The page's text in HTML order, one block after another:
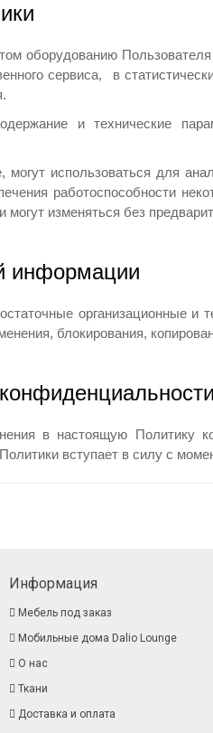
оборудованию
сервиса, в
и технические
использоваться для
работоспособности
изменяться без
информации
организационные
блокирования,
в настоящую Политику
вступает в силу с
Информация
Мебель под заказ
Мобильные дома Dalio Lounge
О нас
Ткани
Доставка и оплата